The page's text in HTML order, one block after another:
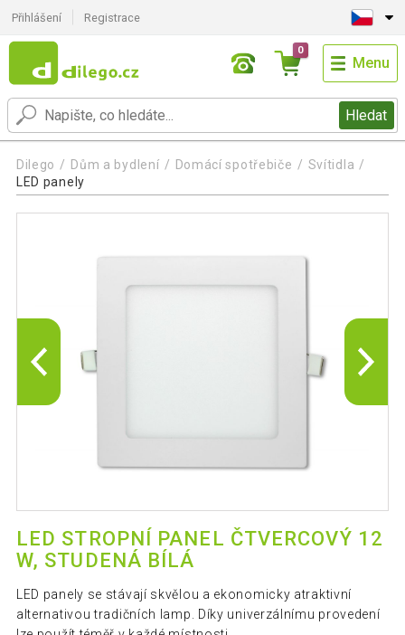
Přihlášení Registrace
Hledat
0
Menu
Dilego Dům a bydlení Domácí spotřebiče
Svítidla
LED panely
LED STROPNÍ PANEL ČTVERCOVÝ 12
W, STUDENÁ BÍLÁ
LED panely se stávají skvělou a ekonomicky atraktivní
alternativou tradičních lamp. Díky univerzálnímu provedení